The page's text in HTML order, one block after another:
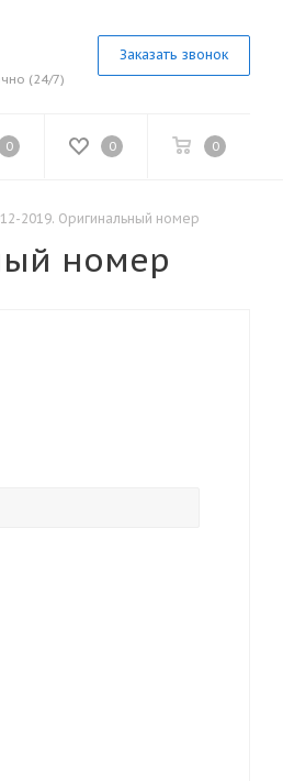
(24/7)
Заказать звонок
0 0 0
2019. Оригинальный номер
номер